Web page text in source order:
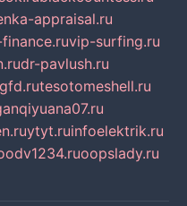
appraisal.ru
vip-surfing.ru
dr-pavlush.ru
tesotomeshell.ru
ytyt.ruinfoelektrik.ru
oopslady.ru